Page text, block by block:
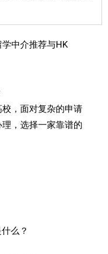
了
大学
了
中介推荐与HK
，面对复杂的申请
，选择一家靠谱的
么？